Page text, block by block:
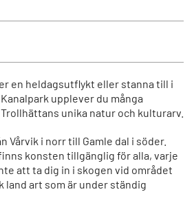
en heldagsutflykt eller stanna till i
upplever du många
unika natur och kulturarv.
Vårvik i norr till Gamle dal i söder.
konsten tillgänglig för alla, varje
att ta dig in i skogen vid området
land art som är under ständig